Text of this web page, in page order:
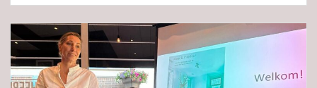
Dé
Club
Haren